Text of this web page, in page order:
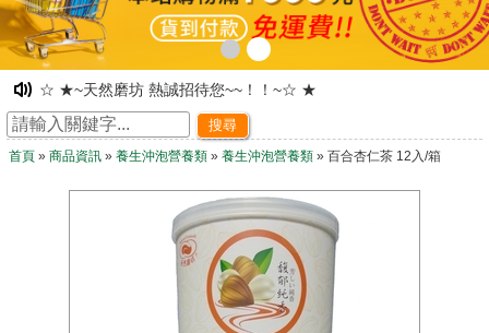
☆ ★~天然磨坊 熱誠招待您~~！！~☆ ★
☆ ★~網路旗艦店落成~ 歡迎舊雨新知光臨指教~☆ ★
☆ ★~歡迎光臨~天然磨坊 ~☆ ★
凡購物皆可享有紅利積點!!下次購物時可折抵現金!
☆ ★~天然磨坊 百合杏仁茶促銷中~☆ ★
搜尋
首頁» 商品資訊» 養生沖泡營養類» 養生沖泡營養類» 百合杏仁茶 12入/箱